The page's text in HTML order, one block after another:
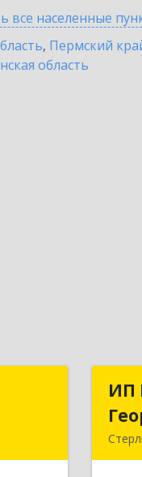
все населенные
, Пермский
область
Респ,
ИП